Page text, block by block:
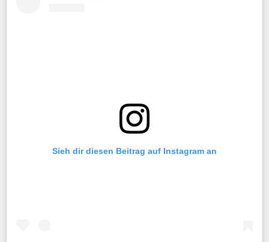
Sieh dir diesen Beitrag auf Instagram an